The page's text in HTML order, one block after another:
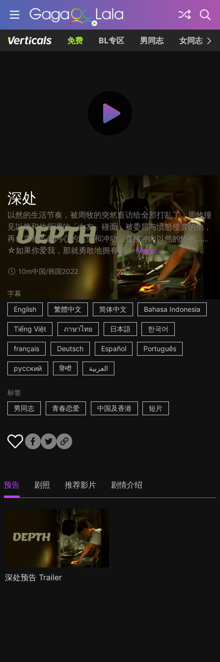
免费 BL专区 男同志 女同志
深处
以然的生活节奏，被周牧的突然造访给全部打乱了。周牧撞
见以然和他所谓的「女友」碰面，被委屈与愤怒侵袭的他，
再也克制不住内心的慾望和冲动，直接冲向以然的怀抱……
☆如果你爱我，那就勇敢地拥有我！ More
10m中国/韩国2022
字幕
English
繁體中文 简体中文 Bahasa Indonesia
Tiếng Việt ภาษาไทย 日本語 한국어
français Deutsch Español Português
русский हिन्दी العربية
标签
男同志
青春恋爱 中国及香港 短片
预告 剧照 推荐影片 剧情介绍
深处预告 Trailer